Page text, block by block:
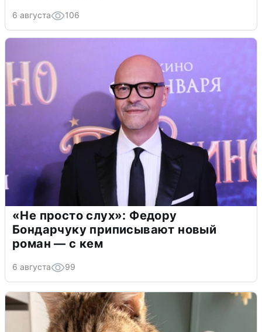
6 августа 106
«Не просто слух»: Федору
Бондарчуку приписывают новый
роман — с кем
6 августа 99